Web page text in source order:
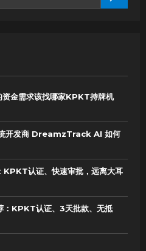
资金需求该找哪家KPKT持牌机
开发商 DreamzTrack AI 如何
认证、快速审批，远离大耳
KPKT认证、3天批款、无抵